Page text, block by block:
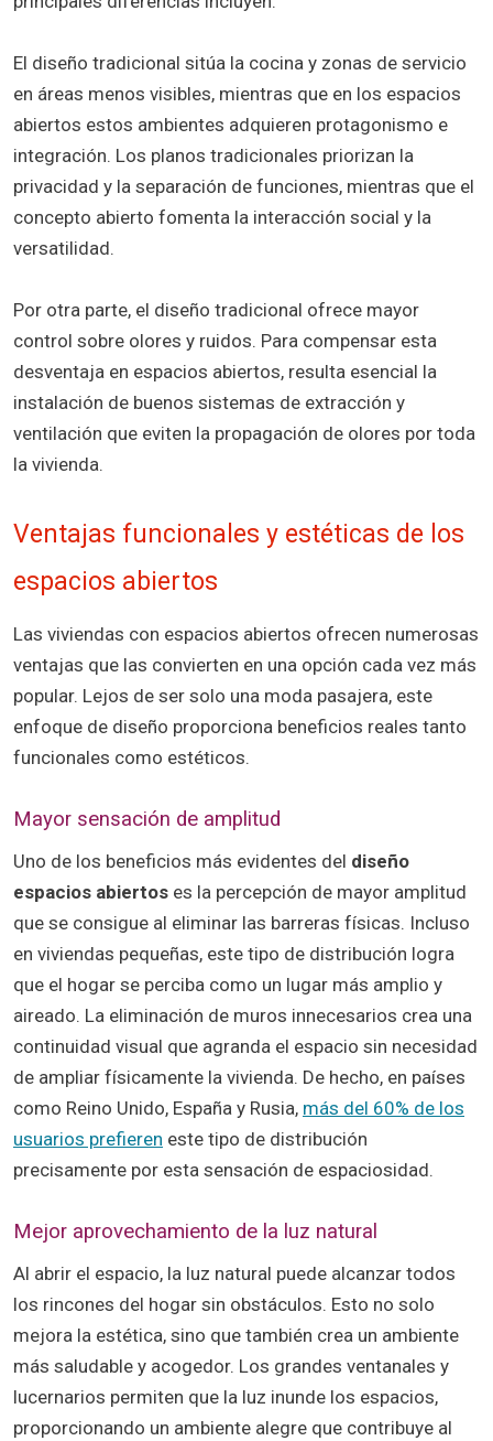
El diseño tradicional sitúa la cocina y zonas de servicio
en áreas menos visibles, mientras que en los espacios
abiertos estos ambientes adquieren protagonismo e
integración. Los planos tradicionales priorizan la
privacidad y la separación de funciones, mientras que el
concepto abierto fomenta la interacción social y la
versatilidad.
Por otra parte, el diseño tradicional ofrece mayor
control sobre olores y ruidos. Para compensar esta
desventaja en espacios abiertos, resulta esencial la
instalación de buenos sistemas de extracción y
ventilación que eviten la propagación de olores por toda
la vivienda.
Ventajas funcionales y estéticas de los
espacios abiertos
Las viviendas con espacios abiertos ofrecen numerosas
ventajas que las convierten en una opción cada vez más
popular. Lejos de ser solo una moda pasajera, este
enfoque de diseño proporciona beneficios reales tanto
funcionales como estéticos.
Mayor sensación de amplitud
Uno de los beneficios más evidentes del diseño
espacios abiertos es la percepción de mayor amplitud
que se consigue al eliminar las barreras físicas. Incluso
en viviendas pequeñas, este tipo de distribución logra
que el hogar se perciba como un lugar más amplio y
aireado. La eliminación de muros innecesarios crea una
continuidad visual que agranda el espacio sin necesidad
de ampliar físicamente la vivienda. De hecho, en países
como Reino Unido, España y Rusia, más del 60% de los
usuarios prefieren este tipo de distribución
precisamente por esta sensación de espaciosidad.
Mejor aprovechamiento de la luz natural
Al abrir el espacio, la luz natural puede alcanzar todos
los rincones del hogar sin obstáculos. Esto no solo
mejora la estética, sino que también crea un ambiente
más saludable y acogedor. Los grandes ventanales y
lucernarios permiten que la luz inunde los espacios,
proporcionando un ambiente alegre que contribuye al